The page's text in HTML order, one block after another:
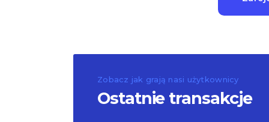
Zobacz jak grają nasi użytkownicy
Ostatnie transakcje